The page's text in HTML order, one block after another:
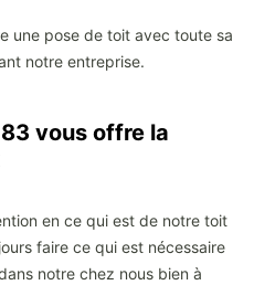
une pose de toit avec toute sa
notre entreprise.
83 vous offre la
en ce qui est de notre toit
faire ce qui est nécessaire
notre chez nous bien à